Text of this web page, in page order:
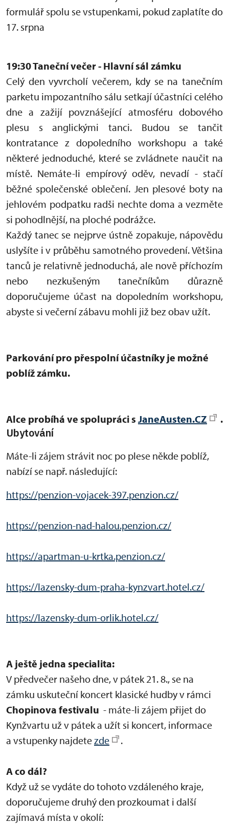
formulář spolu se vstupenkami, pokud zaplatíte do
17. srpna
19:30 Taneční večer - Hlavní sál zámku
Celý den vyvrcholí večerem, kdy se na tanečním
parketu impozantního sálu setkají účastníci celého
dne a zažijí povznášející atmosféru dobového
plesu s anglickými tanci. Budou se tančit
kontratance z dopoledního workshopu a také
některé jednoduché, které se zvládnete naučit na
místě. Nemáte-li empírový oděv, nevadí - stačí
běžné společenské oblečení. Jen plesové boty na
jehlovém podpatku radši nechte doma a vezměte
si pohodlnější, na ploché podrážce.
Každý tanec se nejprve ústně zopakuje, nápovědu
uslyšíte i v průběhu samotného provedení. Většina
tanců je relativně jednoduchá, ale nově příchozím
nebo nezkušeným tanečníkům důrazně
doporučujeme účast na dopoledním workshopu,
abyste si večerní zábavu mohli již bez obav užít.
Parkování pro přespolní účastníky je možné
poblíž zámku.
Alce probíhá ve spolupráci s JaneAusten.CZ .
Ubytování
Máte-li zájem strávit noc po plese někde poblíž,
nabízí se např. následující:
https://penzion-vojacek-397.penzion.cz/
https://penzion-nad-halou.penzion.cz/
https://apartman-u-krtka.penzion.cz/
https://lazensky-dum-praha-kynzvart.hotel.cz/
https://lazensky-dum-orlik.hotel.cz/
A ještě jedna specialita:
V předvečer našeho dne, v pátek 21. 8., se na
zámku uskuteční koncert klasické hudby v rámci
Chopinova festivalu - máte-li zájem přijet do
Kynžvartu už v pátek a užít si koncert, informace
a vstupenky najdetezde .
A co dál?
Když už se vydáte do tohoto vzdáleného kraje,
doporučujeme druhý den prozkoumat i další
zajímavá místa v okolí: